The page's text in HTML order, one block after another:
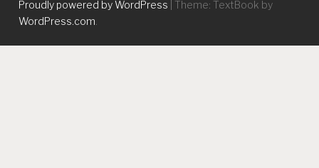
Proudly powered by WordPress
Theme: TextBook by
WordPress.com